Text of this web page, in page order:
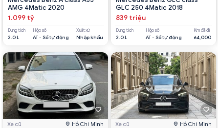
AMG 4Matic 2020
1.099 tỷ
Dung tích
2.0 L
Hộp số
AT - Số tự động
Xuất xứ
Nhập khẩu
Xe cũ Hồ Chí Minh
GLC 250 4Matic 2018
839 triệu
Dung tích
2.0 L
Hộp số
AT - Số tự động
Km đã đi
64,000
Xe cũ Hồ Chí Minh